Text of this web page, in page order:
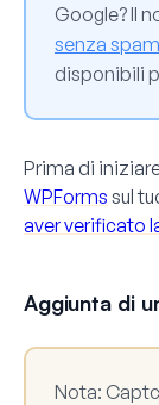
Google? Il
senza spam
disponibili
Prima di
WPForms sul
aver verificato
Aggiunta di
Nota: